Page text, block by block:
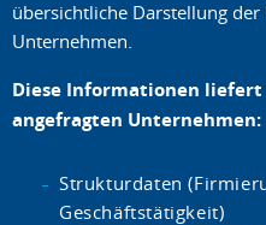
übersichtliche Darstellung der
Unternehmen.
Diese Informationen liefert
angefragten Unternehmen:
Strukturdaten
Geschäftstätigkeit)